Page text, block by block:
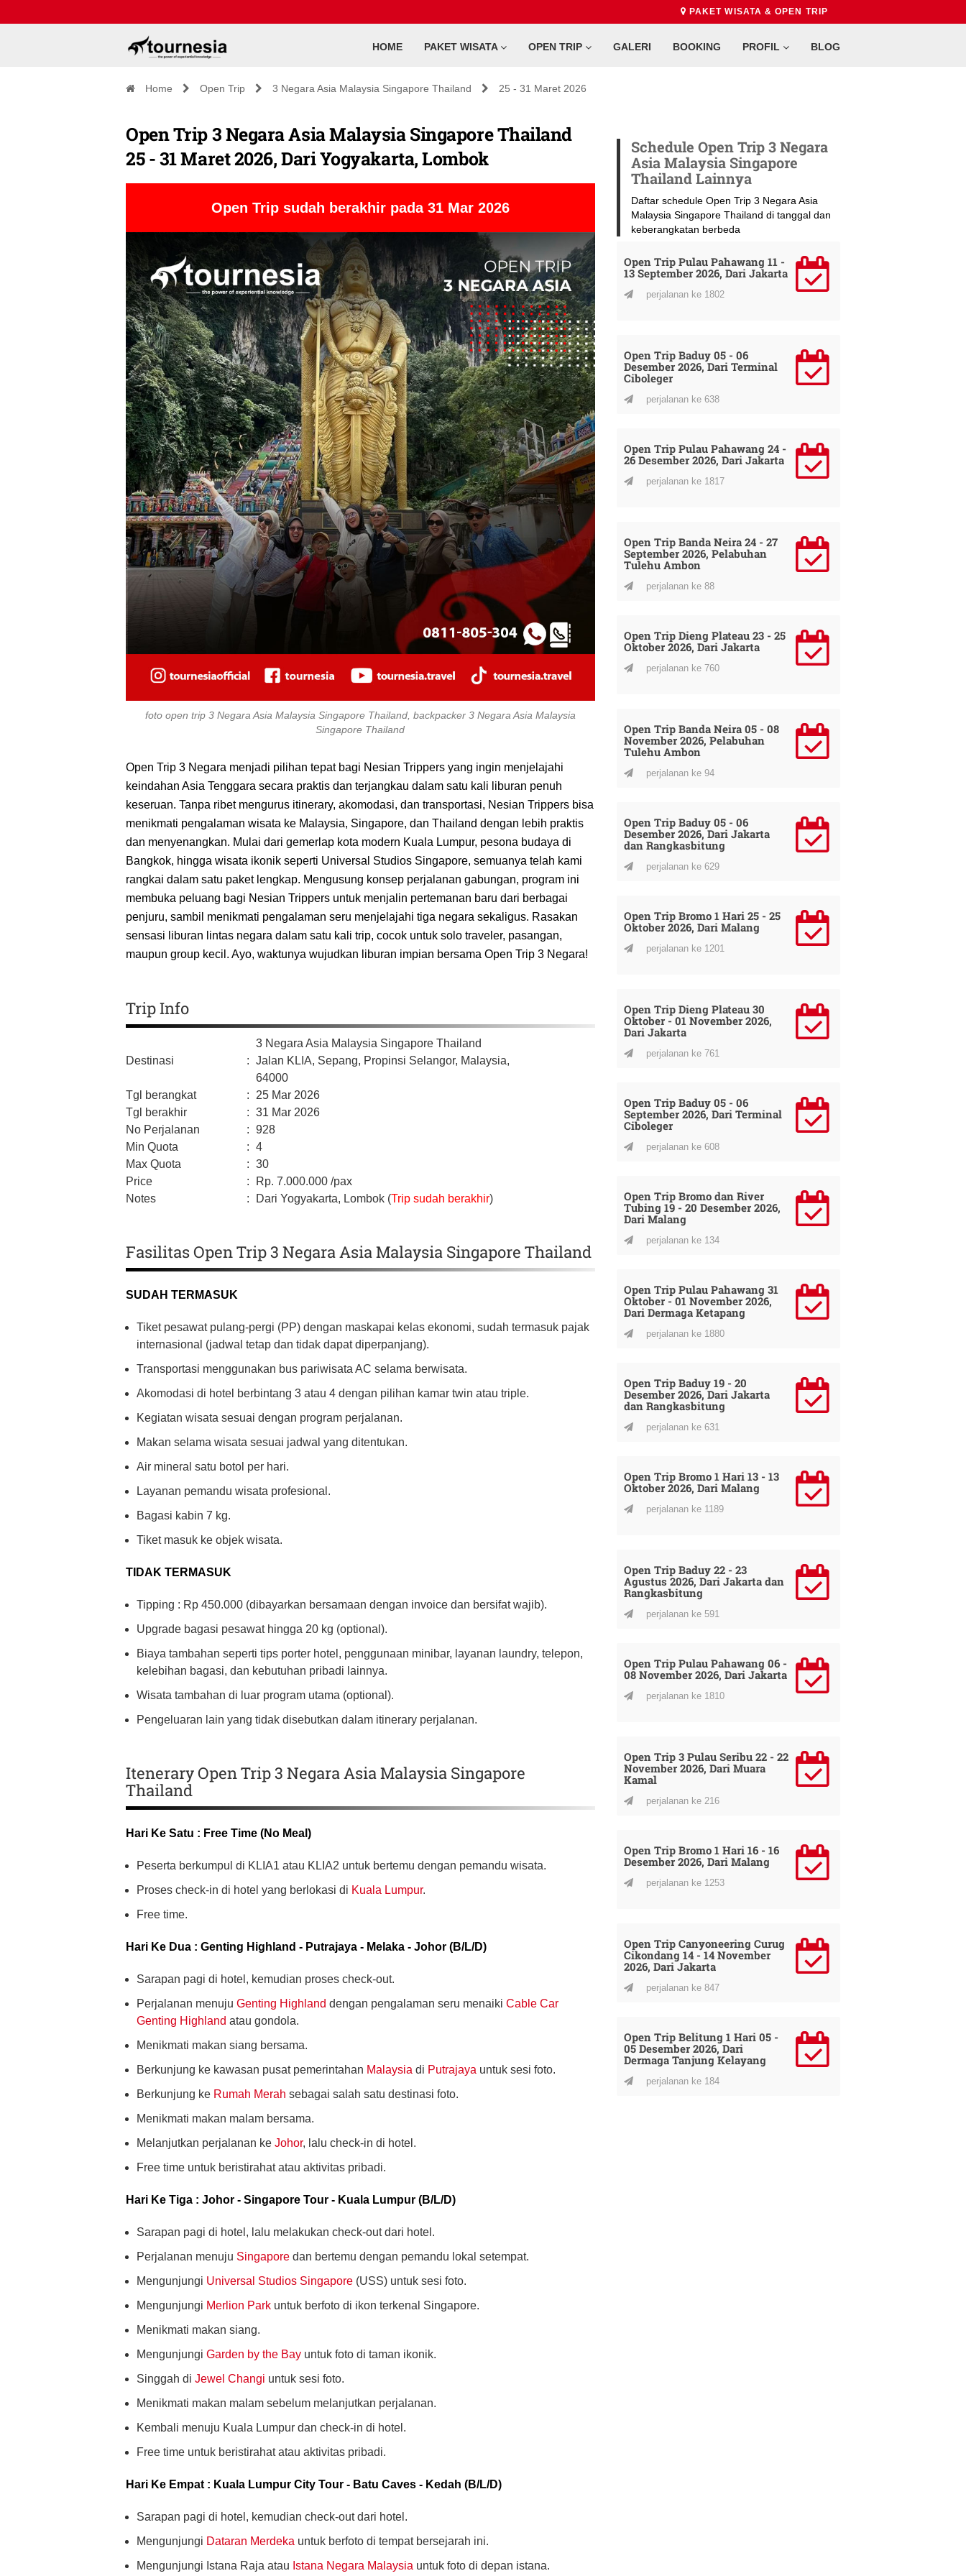
PAKET WISATA & OPEN TRIP
HOME PAKET WISATA OPEN TRIP GALERI BOOKING PROFIL BLOG
Home Open Trip 3 Negara Asia Malaysia Singapore Thailand 25 - 31 Maret 2026
Open Trip 3 Negara Asia Malaysia Singapore Thailand
25 - 31 Maret 2026, Dari Yogyakarta, Lombok
Open Trip sudah berakhir pada 31 Mar 2026
foto open trip 3 Negara Asia Malaysia Singapore Thailand, backpacker 3 Negara Asia Malaysia
Singapore Thailand
Open Trip 3 Negara menjadi pilihan tepat bagi Nesian Trippers yang ingin menjelajahi
keindahan Asia Tenggara secara praktis dan terjangkau dalam satu kali liburan penuh
keseruan. Tanpa ribet mengurus itinerary, akomodasi, dan transportasi, Nesian Trippers bisa
menikmati pengalaman wisata ke Malaysia, Singapore, dan Thailand dengan lebih praktis
dan menyenangkan. Mulai dari gemerlap kota modern Kuala Lumpur, pesona budaya di
Bangkok, hingga wisata ikonik seperti Universal Studios Singapore, semuanya telah kami
rangkai dalam satu paket lengkap. Mengusung konsep perjalanan gabungan, program ini
membuka peluang bagi Nesian Trippers untuk menjalin pertemanan baru dari berbagai
penjuru, sambil menikmati pengalaman seru menjelajahi tiga negara sekaligus. Rasakan
sensasi liburan lintas negara dalam satu kali trip, cocok untuk solo traveler, pasangan,
maupun group kecil. Ayo, waktunya wujudkan liburan impian bersama Open Trip 3 Negara!
Trip Info
Destinasi :
3 Negara Asia Malaysia Singapore Thailand
Jalan KLIA, Sepang, Propinsi Selangor, Malaysia,
64000
Tgl berangkat
:
25 Mar 2026
Tgl berakhir
: 31 Mar 2026
No Perjalanan
: 928
Min Quota
: 4
Max Quota
: 30
Price
: Rp. 7.000.000 /pax
Notes
: Dari Yogyakarta, Lombok (Trip sudah berakhir)
Fasilitas Open Trip 3 Negara Asia Malaysia Singapore Thailand
SUDAH TERMASUK
Tiket pesawat pulang-pergi (PP) dengan maskapai kelas ekonomi, sudah termasuk pajak
internasional (jadwal tetap dan tidak dapat diperpanjang).
Transportasi menggunakan bus pariwisata AC selama berwisata.
Akomodasi di hotel berbintang 3 atau 4 dengan pilihan kamar twin atau triple.
Kegiatan wisata sesuai dengan program perjalanan.
Makan selama wisata sesuai jadwal yang ditentukan.
Air mineral satu botol per hari.
Layanan pemandu wisata profesional.
Bagasi kabin 7 kg.
Tiket masuk ke objek wisata.
TIDAK TERMASUK
Tipping : Rp 450.000 (dibayarkan bersamaan dengan invoice dan bersifat wajib).
Upgrade bagasi pesawat hingga 20 kg (optional).
Biaya tambahan seperti tips porter hotel, penggunaan minibar, layanan laundry, telepon,
kelebihan bagasi, dan kebutuhan pribadi lainnya.
Wisata tambahan di luar program utama (optional).
Pengeluaran lain yang tidak disebutkan dalam itinerary perjalanan.
Itenerary Open Trip 3 Negara Asia Malaysia Singapore
Thailand
Hari Ke Satu : Free Time (No Meal)
Peserta berkumpul di KLIA1 atau KLIA2 untuk bertemu dengan pemandu wisata.
Proses check-in di hotel yang berlokasi di Kuala Lumpur.
Free time.
Hari Ke Dua : Genting Highland - Putrajaya - Melaka - Johor (B/L/D)
Sarapan pagi di hotel, kemudian proses check-out.
Perjalanan menuju Genting Highland dengan pengalaman seru menaiki Cable Car
Genting Highland atau gondola.
Menikmati makan siang bersama.
Berkunjung ke kawasan pusat pemerintahan Malaysia di Putrajaya untuk sesi foto.
Berkunjung ke Rumah Merah sebagai salah satu destinasi foto.
Menikmati makan malam bersama.
Melanjutkan perjalanan ke Johor, lalu check-in di hotel.
Free time untuk beristirahat atau aktivitas pribadi.
Hari Ke Tiga : Johor - Singapore Tour - Kuala Lumpur (B/L/D)
Sarapan pagi di hotel, lalu melakukan check-out dari hotel.
Perjalanan menuju Singapore dan bertemu dengan pemandu lokal setempat.
Mengunjungi Universal Studios Singapore (USS) untuk sesi foto.
Mengunjungi Merlion Park untuk berfoto di ikon terkenal Singapore.
Menikmati makan siang.
Mengunjungi Garden by the Bay untuk foto di taman ikonik.
Singgah di Jewel Changi untuk sesi foto.
Menikmati makan malam sebelum melanjutkan perjalanan.
Kembali menuju Kuala Lumpur dan check-in di hotel.
Free time untuk beristirahat atau aktivitas pribadi.
Hari Ke Empat : Kuala Lumpur City Tour - Batu Caves - Kedah (B/L/D)
Sarapan pagi di hotel, kemudian check-out dari hotel.
Mengunjungi Dataran Merdeka untuk berfoto di tempat bersejarah ini.
Mengunjungi Istana Raja atau Istana Negara Malaysia untuk foto di depan istana.
Schedule Open Trip 3 Negara
Asia Malaysia Singapore
Thailand Lainnya
Daftar schedule Open Trip 3 Negara Asia
Malaysia Singapore Thailand di tanggal dan
keberangkatan berbeda
Open Trip Pulau Pahawang 11 -
13 September 2026, Dari Jakarta
perjalanan ke 1802
Open Trip Baduy 05 - 06
Desember 2026, Dari Terminal
Ciboleger
perjalanan ke 638
Open Trip Pulau Pahawang 24 -
26 Desember 2026, Dari Jakarta
perjalanan ke 1817
Open Trip Banda Neira 24 - 27
September 2026, Pelabuhan
Tulehu Ambon
perjalanan ke 88
Open Trip Dieng Plateau 23 - 25
Oktober 2026, Dari Jakarta
perjalanan ke 760
Open Trip Banda Neira 05 - 08
November 2026, Pelabuhan
Tulehu Ambon
perjalanan ke 94
Open Trip Baduy 05 - 06
Desember 2026, Dari Jakarta
dan Rangkasbitung
perjalanan ke 629
Open Trip Bromo 1 Hari 25 - 25
Oktober 2026, Dari Malang
perjalanan ke 1201
Open Trip Dieng Plateau 30
Oktober - 01 November 2026,
Dari Jakarta
perjalanan ke 761
Open Trip Baduy 05 - 06
September 2026, Dari Terminal
Ciboleger
perjalanan ke 608
Open Trip Bromo dan River
Tubing 19 - 20 Desember 2026,
Dari Malang
perjalanan ke 134
Open Trip Pulau Pahawang 31
Oktober - 01 November 2026,
Dari Dermaga Ketapang
perjalanan ke 1880
Open Trip Baduy 19 - 20
Desember 2026, Dari Jakarta
dan Rangkasbitung
perjalanan ke 631
Open Trip Bromo 1 Hari 13 - 13
Oktober 2026, Dari Malang
perjalanan ke 1189
Open Trip Baduy 22 - 23
Agustus 2026, Dari Jakarta dan
Rangkasbitung
perjalanan ke 591
Open Trip Pulau Pahawang 06 -
08 November 2026, Dari Jakarta
perjalanan ke 1810
Open Trip 3 Pulau Seribu 22 - 22
November 2026, Dari Muara
Kamal
perjalanan ke 216
Open Trip Bromo 1 Hari 16 - 16
Desember 2026, Dari Malang
perjalanan ke 1253
Open Trip Canyoneering Curug
Cikondang 14 - 14 November
2026, Dari Jakarta
perjalanan ke 847
Open Trip Belitung 1 Hari 05 -
05 Desember 2026, Dari
Dermaga Tanjung Kelayang
perjalanan ke 184